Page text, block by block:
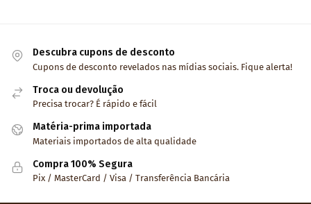
Descubra cupons de desconto
Cupons de desconto revelados nas mídias sociais. Fique alerta!
Troca ou devolução
Precisa trocar? É rápido e fácil
Matéria-prima importada
Materiais importados de alta qualidade
Compra 100% Segura
Pix / MasterCard / Visa / Transferência Bancária